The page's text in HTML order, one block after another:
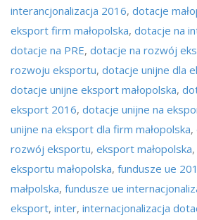
interancjonalizacja 2016, dotacje
eksport firm małopolska, dotacje na
dotacje na PRE, dotacje na rozwój
rozwoju eksportu, dotacje unijne dla
dotacje unijne eksport małopolska,
eksport 2016, dotacje unijne na
unijne na eksport dla firm małopolska,
rozwój eksportu, eksport małopolska,
eksportu małopolska, fundusze ue
małpolska, fundusze ue
eksport, inter, internacjonalizacja